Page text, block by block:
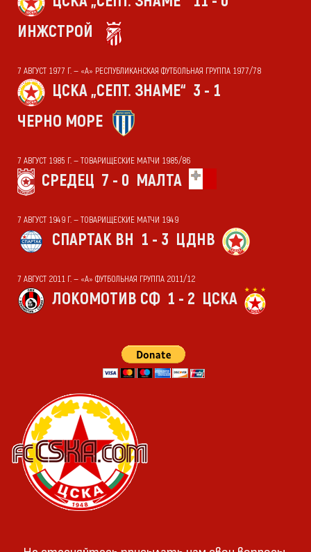
ИНЖСТРОЙ
7 АВГУСТ 1977 Г. — «А» РЕСПУБЛИКАНСКАЯ ФУТБОЛЬНАЯ ГРУППА 1977/78
ЦСКА „СЕПТ. ЗНАМЕ“ 3 - 1
ЧЕРНО МОРЕ
7 АВГУСТ 1985 Г. — ТОВАРИЩЕСКИЕ МАТЧИ 1985/86
СРЕДЕЦ 7 - 0 МАЛТА
7 АВГУСТ 1949 Г. — ТОВАРИЩЕСКИЕ МАТЧИ 1949
СПАРТАК ВН 1 - 3 ЦДНВ
7 АВГУСТ 2011 Г. — «А» ФУТБОЛЬНАЯ ГРУППА 2011/12
ЛОКОМОТИВ СФ 1 - 2 ЦСКА